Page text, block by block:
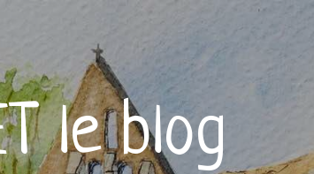
le blog